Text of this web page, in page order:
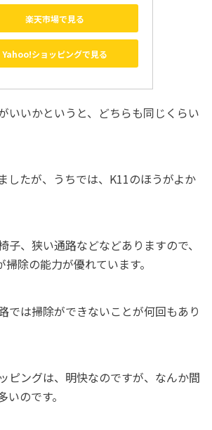
楽天市場で見る
Yahoo!ショッピングで見る
いいかというと、どちらも同じくらい
したが、うちでは、K11のほうがよか
子、狭い通路などなどありますので、
除の能力が優れています。
では掃除ができないことが何回もあり
ピングは、明快なのですが、なんか間
のです。